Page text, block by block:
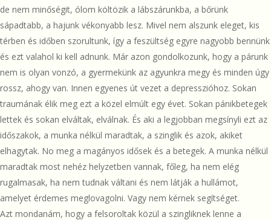
de nem minőségit, ólom költözik a lábszárunkba, a bőrünk
sápadtabb, a hajunk vékonyabb lesz. Mivel nem alszunk eleget, kis
térben és időben szorultunk, így a feszültség egyre nagyobb bennünk
és ezt valahol ki kell adnunk. Már azon gondolkozunk, hogy a párunk
nem is olyan vonzó, a gyermekünk az agyunkra megy és minden úgy
rossz, ahogy van. Innen egyenes út vezet a depresszióhoz. Sokan
traumának élik meg ezt a közel elmúlt egy évet. Sokan pánikbetegek
lettek és sokan elváltak, elválnak. És aki a legjobban megsínyli ezt az
időszakok, a munka nélkül maradtak, a szinglik és azok, akiket
elhagytak. No meg a magányos idősek és a betegek. A munka nélkül
maradtak most nehéz helyzetben vannak, főleg, ha nem elég
rugalmasak, ha nem tudnak váltani és nem látják a hullámot,
amelyet érdemes meglovagolni. Vagy nem kérnek segítséget.
Azt mondanám, hogy a felsoroltak közül a szingliknek lenne a